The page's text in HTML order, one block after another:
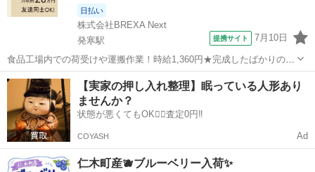
日払い
株式会社BREXA Next
発寒駅
提携サイト 7月10日
食品工場内での荷受けや運搬作業！時給1,360円★完成したばかりの新
しい工場での勤務◎空調完備で1年中快適作業★日払い制度あり！マイ
カー通勤可！工場敷地内無料駐車場あり！休出ほぼなし！《北海道札
幌市手稲区》 人気の工場のお...
北海道 札幌市 発寒駅 その他
【実家の押し入れ整理】眠っている人形あり
ませんか？
状態が悪くてもOK🙆‍♀️査定0円‼️
COYASH Ad
仁木町産🫐ブルーベリー入荷✨